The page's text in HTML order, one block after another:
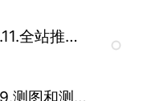
11.淘系推广标准化详解.11.全站推广.mp4